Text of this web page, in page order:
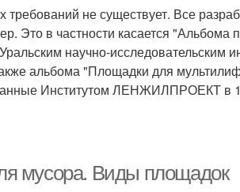
требований не существует. Все
Это в частности касается
научно-исследовательским
альбома "Площадки для
Институтом ЛЕНЖИЛПРОЕКТ в
мусора. Виды площадок